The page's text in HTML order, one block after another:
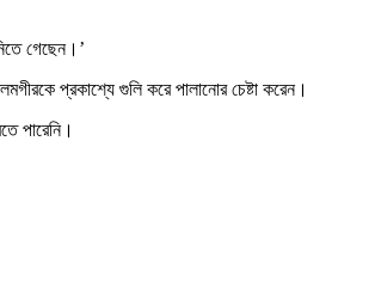
গেছেন।’
প্রকাশ্যে গুলি করে পালানোর চেষ্টা করেন।
পারেনি।